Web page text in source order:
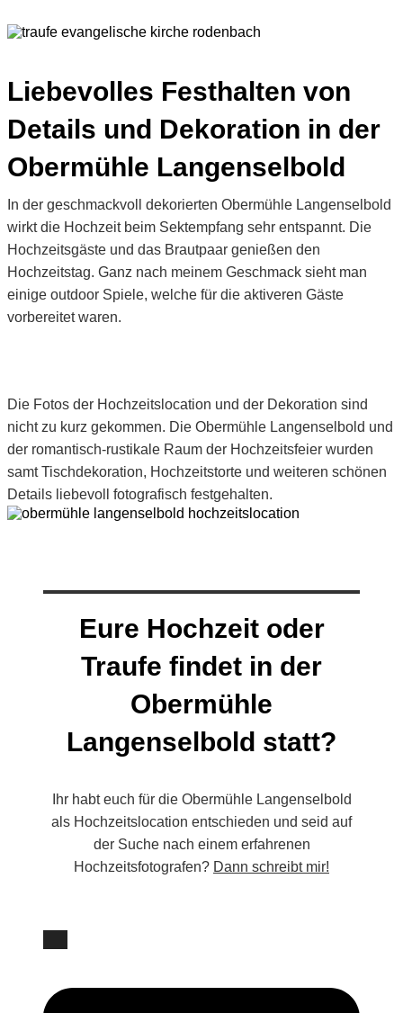
Liebevolles Festhalten von
Details und Dekoration in der
Obermühle Langenselbold
In der geschmackvoll dekorierten Obermühle Langenselbold
wirkt die Hochzeit beim Sektempfang sehr entspannt. Die
Hochzeitsgäste und das Brautpaar genießen den
Hochzeitstag. Ganz nach meinem Geschmack sieht man
einige outdoor Spiele, welche für die aktiveren Gäste
vorbereitet waren.
Die Fotos der Hochzeitslocation und der Dekoration sind
nicht zu kurz gekommen. Die Obermühle Langenselbold und
der romantisch-rustikale Raum der Hochzeitsfeier wurden
samt Tischdekoration, Hochzeitstorte und weiteren schönen
Details liebevoll fotografisch festgehalten.
Eure Hochzeit oder
Traufe findet in der
Obermühle
Langenselbold statt?
Ihr habt euch für die Obermühle Langenselbold
als Hochzeitslocation entschieden und seid auf
der Suche nach einem erfahrenen
Hochzeitsfotografen? Dann schreibt mir!